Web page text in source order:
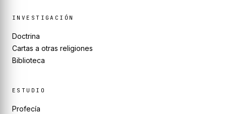
INVESTIGACIÓN
Doctrina
Cartas a otras religiones
Biblioteca
ESTUDIO
Profecía